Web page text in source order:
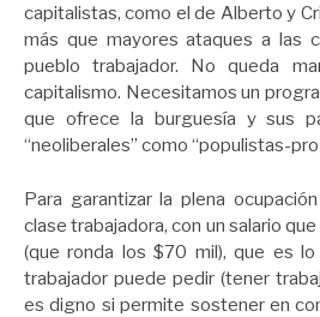
capitalistas, como el de Alberto y
más que mayores ataques a las
pueblo trabajador. No queda
capitalismo. Necesitamos un
que ofrece la burguesía y sus
“neoliberales” como “populistas-
Para garantizar la plena
clase trabajadora, con un salario
(que ronda los $70 mil), que es
trabajador puede pedir (tener
es digno si permite sostener en